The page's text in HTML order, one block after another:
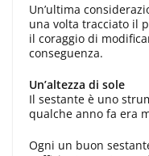
Un’ultima
una volta tracciato il
il coraggio di
conseguenza.
Un’altezza di sole
Il sestante è uno
qualche anno fa era
Ogni un buon